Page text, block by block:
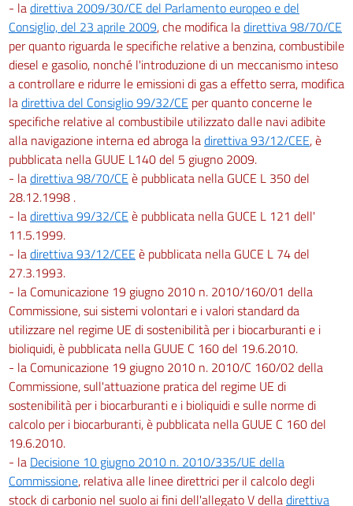
- ladirettiva 2009/30/CE del Parlamento europeo e del
Consiglio, del 23 aprile 2009, che modifica ladirettiva 98/70/CE
per quanto riguarda le specifiche relative a benzina, combustibile
diesel e gasolio, nonché l'introduzione di un meccanismo inteso
a controllare e ridurre le emissioni di gas a effetto serra, modifica
ladirettiva del Consiglio 99/32/CE per quanto concerne le
specifiche relative al combustibile utilizzato dalle navi adibite
alla navigazione interna ed abroga ladirettiva 93/12/CEE, è
pubblicata nella GUUE L140 del 5 giugno 2009.
- ladirettiva 98/70/CE è pubblicata nella GUCE L 350 del
28.12.1998 .
- ladirettiva 99/32/CE è pubblicata nella GUCE L 121 dell'
11.5.1999.
- ladirettiva 93/12/CEE è pubblicata nella GUCE L 74 del
27.3.1993.
- la Comunicazione 19 giugno 2010 n. 2010/160/01 della
Commissione, sui sistemi volontari e i valori standard da
utilizzare nel regime UE di sostenibilità per i biocarburanti e i
bioliquidi, è pubblicata nella GUUE C 160 del 19.6.2010.
- la Comunicazione 19 giugno 2010 n. 2010/C 160/02 della
Commissione, sull'attuazione pratica del regime UE di
sostenibilità per i biocarburanti e i bioliquidi e sulle norme di
calcolo per i biocarburanti, è pubblicata nella GUUE C 160 del
19.6.2010.
- la Decisione 10 giugno 2010 n. 2010/335/UE della
Commissione, relativa alle linee direttrici per il calcolo degli
stock di carbonio nel suolo ai fini dell'allegato V delladirettiva